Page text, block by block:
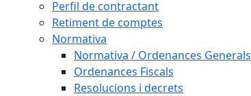
Perfil de contractant
Retiment de comptes
Normativa
Normativa / Ordenances Generals
Ordenances Fiscals
Resolucions i decrets